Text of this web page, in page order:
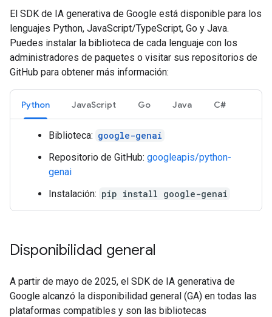
El SDK de IA generativa de Google está disponible para los
lenguajes Python, JavaScript/TypeScript, Go y Java.
Puedes instalar la biblioteca de cada lenguaje con los
administradores de paquetes o visitar sus repositorios de
GitHub para obtener más información:
Python JavaScript Go Java C#
Biblioteca: google-genai
Repositorio de GitHub: googleapis/python-
genai
Instalación: pip install google-genai
Disponibilidad general
A partir de mayo de 2025, el SDK de IA generativa de
Google alcanzó la disponibilidad general (GA) en todas las
plataformas compatibles y son las bibliotecas